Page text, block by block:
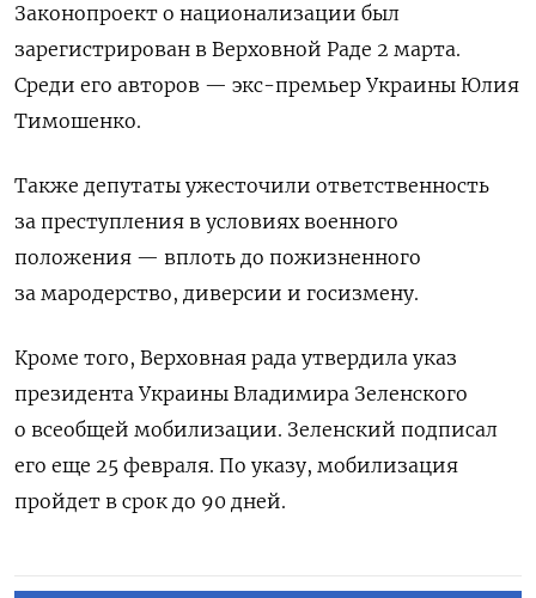
Законопроект о национализации был
зарегистрирован в Верховной Раде 2 марта.
Среди его авторов — экс-премьер Украины Юлия
Тимошенко.
Также депутаты ужесточили ответственность
за преступления в условиях военного
положения — вплоть до пожизненного
за мародерство, диверсии и госизмену.
Кроме того, Верховная рада утвердила указ
президента Украины Владимира Зеленского
о всеобщей мобилизации. Зеленский подписал
его еще 25 февраля. По указу, мобилизация
пройдет в срок до 90 дней.